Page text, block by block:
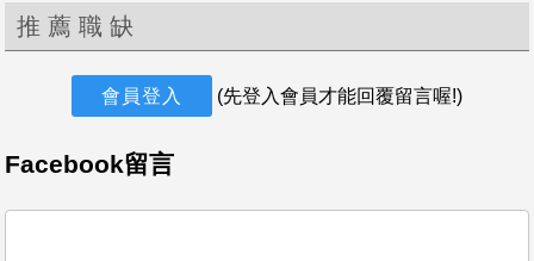
2.深化組織觀察與人
【人資專員/課長/經理】/KTP_1748
不拘，3年以上，高雄市新興區
想在人資領域再升級？我們找的就是你！
推薦職缺
會員登入 (先登入會員才能回覆留言喔!)
Facebook留言